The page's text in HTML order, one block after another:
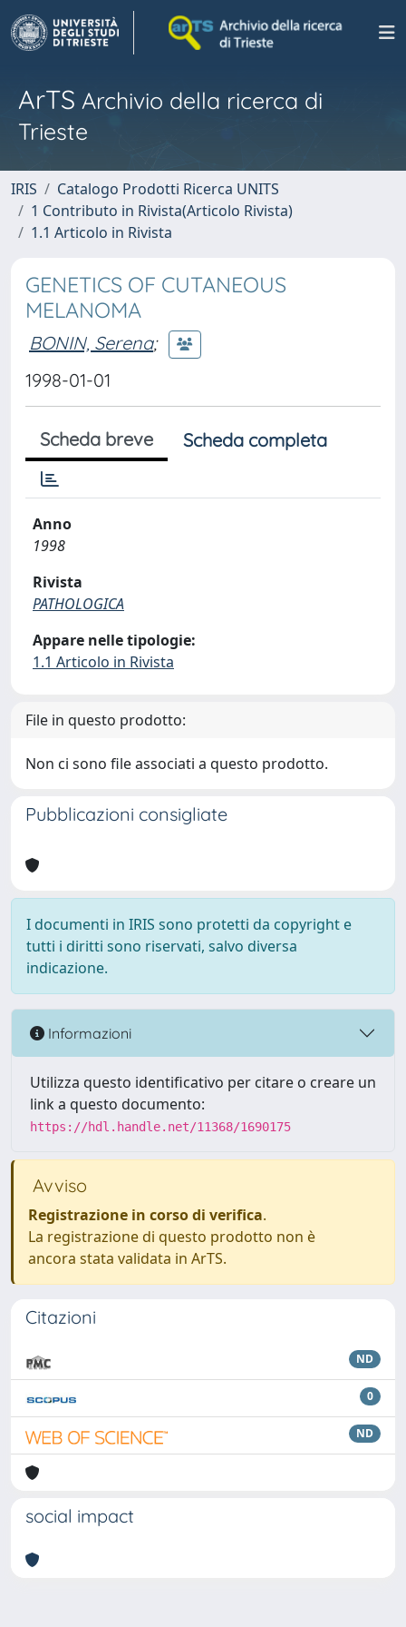
ArTS Archivio della ricerca di
Trieste
IRIS
Catalogo Prodotti Ricerca UNITS
1 Contributo in Rivista(Articolo Rivista)
1.1 Articolo in Rivista
GENETICS OF CUTANEOUS
MELANOMA
BONIN, Serena;
1998-01-01
Scheda breve Scheda completa
Anno
1998
Rivista
PATHOLOGICA
Appare nelle tipologie:
1.1 Articolo in Rivista
File in questo prodotto:
Non ci sono file associati a questo prodotto.
Pubblicazioni consigliate
I documenti in IRIS sono protetti da copyright e
tutti i diritti sono riservati, salvo diversa
indicazione.
Informazioni
Utilizza questo identificativo per citare o creare un
link a questo documento:
https://hdl.handle.net/11368/1690175
Avviso
Registrazione in corso di verifica.
La registrazione di questo prodotto non è
ancora stata validata in ArTS.
Citazioni
ND
0
ND
social impact